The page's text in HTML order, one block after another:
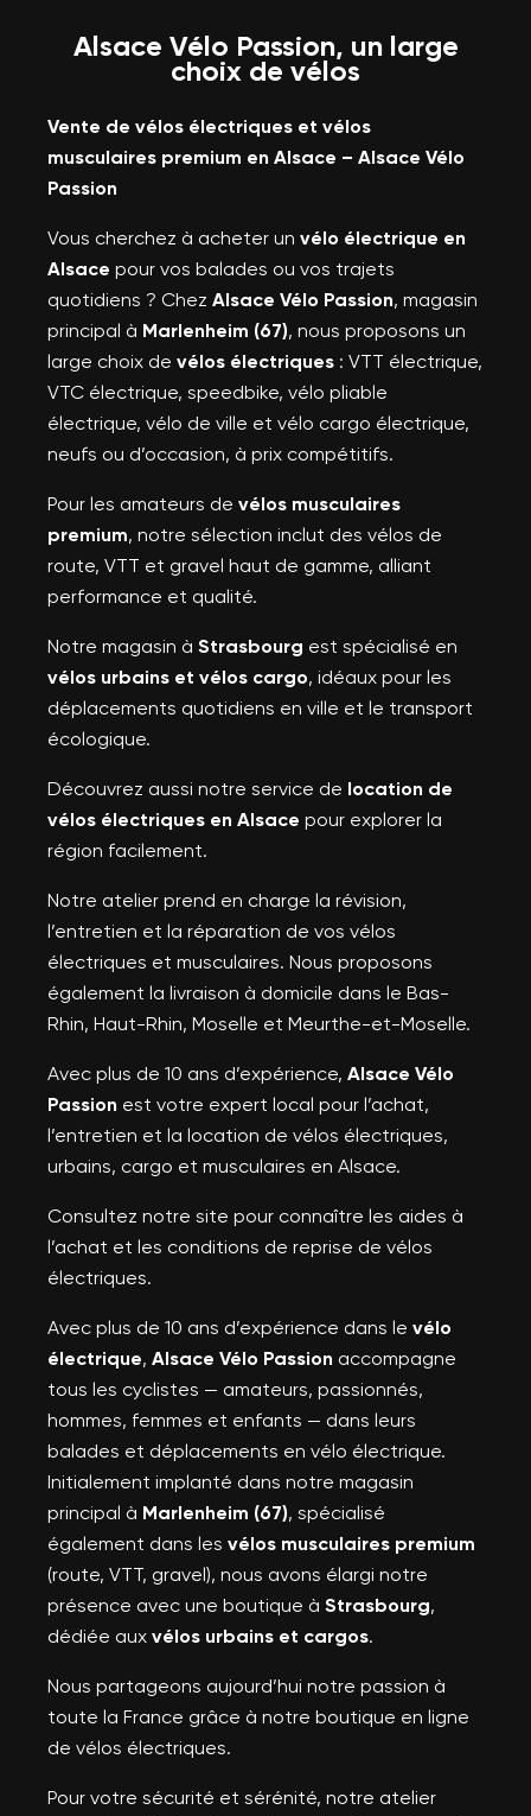
Alsace Vélo Passion, un large
choix de vélos
Vente de vélos électriques et vélos
musculaires premium en Alsace – Alsace Vélo
Passion
Vous cherchez à acheter un vélo électrique en
Alsace pour vos balades ou vos trajets
quotidiens ? Chez Alsace Vélo Passion, magasin
principal à Marlenheim (67), nous proposons un
large choix de vélos électriques : VTT électrique,
VTC électrique, speedbike, vélo pliable
électrique, vélo de ville et vélo cargo électrique,
neufs ou d’occasion, à prix compétitifs.
Pour les amateurs de vélos musculaires
premium, notre sélection inclut des vélos de
route, VTT et gravel haut de gamme, alliant
performance et qualité.
Notre magasin à Strasbourg est spécialisé en
vélos urbains et vélos cargo, idéaux pour les
déplacements quotidiens en ville et le transport
écologique.
Découvrez aussi notre service de location de
vélos électriques en Alsace pour explorer la
région facilement.
Notre atelier prend en charge la révision,
l’entretien et la réparation de vos vélos
électriques et musculaires. Nous proposons
également la livraison à domicile dans le Bas-
Rhin, Haut-Rhin, Moselle et Meurthe-et-Moselle.
Avec plus de 10 ans d’expérience, Alsace Vélo
Passion est votre expert local pour l’achat,
l’entretien et la location de vélos électriques,
urbains, cargo et musculaires en Alsace.
Consultez notre site pour connaître les aides à
l’achat et les conditions de reprise de vélos
électriques.
Avec plus de 10 ans d’expérience dans le vélo
électrique, Alsace Vélo Passion accompagne
tous les cyclistes — amateurs, passionnés,
hommes, femmes et enfants — dans leurs
balades et déplacements en vélo électrique.
Initialement implanté dans notre magasin
principal à Marlenheim (67), spécialisé
également dans les vélos musculaires premium
(route, VTT, gravel), nous avons élargi notre
présence avec une boutique à Strasbourg,
dédiée aux vélos urbains et cargos.
Nous partageons aujourd’hui notre passion à
toute la France grâce à notre boutique en ligne
de vélos électriques.
Pour votre sécurité et sérénité, notre atelier